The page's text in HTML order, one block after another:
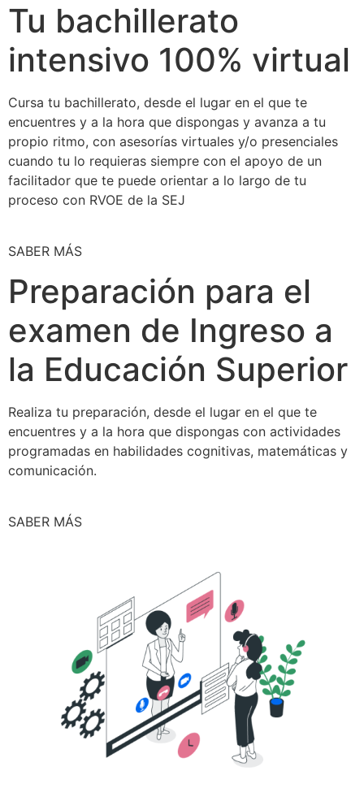
Tu bachillerato
intensivo 100% virtual
Cursa tu bachillerato, desde el lugar en el que te
encuentres y a la hora que dispongas y avanza a tu
propio ritmo, con asesorías virtuales y/o presenciales
cuando tu lo requieras siempre con el apoyo de un
facilitador que te puede orientar a lo largo de tu
proceso con RVOE de la SEJ
SABER MÁS
Preparación para el
examen de Ingreso a
la Educación Superior
Realiza tu preparación, desde el lugar en el que te
encuentres y a la hora que dispongas con actividades
programadas en habilidades cognitivas, matemáticas y
comunicación.
SABER MÁS